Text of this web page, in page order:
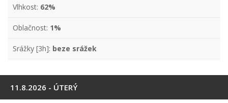
Vlhkost: 62%
Oblačnost: 1%
Srážky [3h]: beze srážek
11.8.2026 - ÚTERÝ